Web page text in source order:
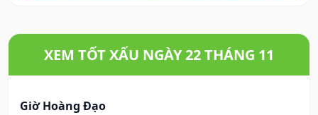
XEM TỐT XẤU NGÀY 22 THÁNG 11
Giờ Hoàng Đạo